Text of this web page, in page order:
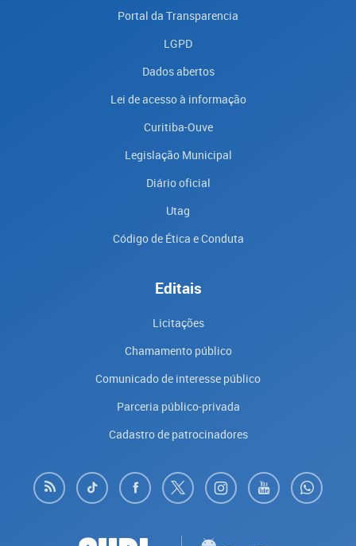
Portal da Transparencia
LGPD
Dados abertos
Lei de acesso à informação
Curitiba-Ouve
Legislação Municipal
Diário oficial
Utag
Código de Ética e Conduta
Editais
Licitações
Chamamento público
Comunicado de interesse público
Parceria público-privada
Cadastro de patrocinadores